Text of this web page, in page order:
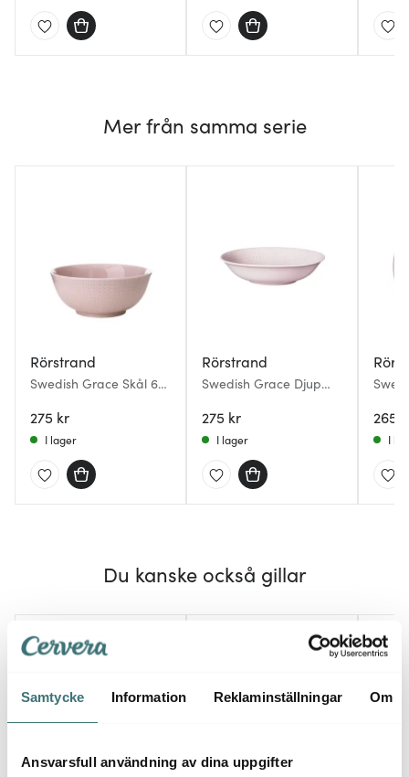
Samtycke Information Reklaminställningar Om
Ansvarsfull användning av dina uppgifter
Mer från samma serie
Rörstrand
Swedish Grace Skål 60
275 kr
I lager
Rörstrand
Swedish Grace Djup
275 kr
I lager
265
I
Du kanske också gillar